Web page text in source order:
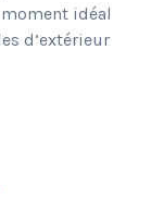
moment idéal
d’extérieur